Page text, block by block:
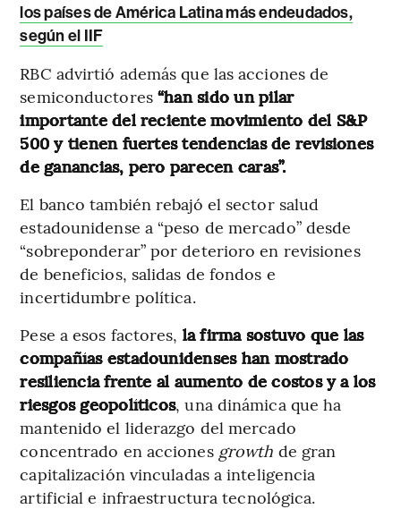
los países de América Latina más endeudados,
según el IIF
RBC advirtió además que las acciones de
semiconductores “han sido un pilar
importante del reciente movimiento del S&P
500 y tienen fuertes tendencias de revisiones
de ganancias, pero parecen caras”.
El banco también rebajó el sector salud
estadounidense a “peso de mercado” desde
“sobreponderar” por deterioro en revisiones
de beneficios, salidas de fondos e
incertidumbre política.
Pese a esos factores, la firma sostuvo que las
compañías estadounidenses han mostrado
resiliencia frente al aumento de costos y a los
riesgos geopolíticos, una dinámica que ha
mantenido el liderazgo del mercado
concentrado en acciones growth de gran
capitalización vinculadas a inteligencia
artificial e infraestructura tecnológica.